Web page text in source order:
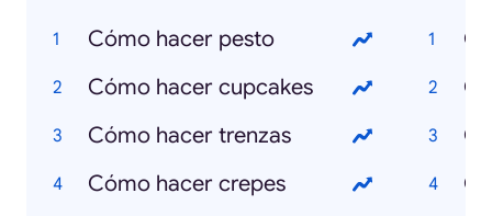
Cómo hacer pesto
Cómo hacer cupcakes
Cómo hacer trenzas
Cómo hacer crepes